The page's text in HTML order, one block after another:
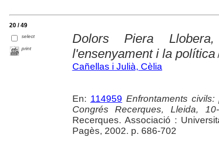
20 / 49
select
print
Dolors Piera
l'ensenyament i la política
Cañellas i Julià, Cèlia
En: 114959 Enfrontaments
Congrés Recerques, Lleida,
Recerques. Associació :
Pagès, 2002. p. 686-702